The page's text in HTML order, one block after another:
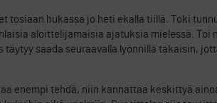
tosiaan hukassa jo heti ekalla tiillä. Toki
aloittelijamaisia ajatuksia mielessä. Toi
täytyy saada seuraavalla lyönnillä takaisin,
enempi tehdä, niin kannattaa keskittyä